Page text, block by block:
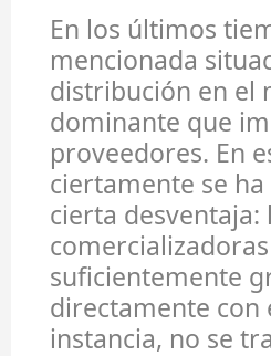
En los últimos
mencionada
distribución en el
dominante que
proveedores. En
ciertamente se
cierta
suficientemente
directamente con
instancia, no se